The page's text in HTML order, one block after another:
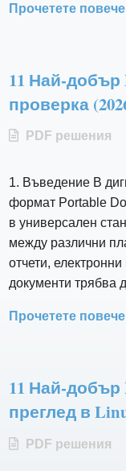
Прочетете
11 Най-добър
проверка
PDF решения
1. Въведение В
формат Portable
в универсален
между различни
отчети,
документи трябва
Прочетете
11 Най-добър
преглед в
PDF решения